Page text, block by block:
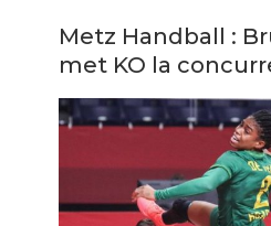
Metz Handball :
met KO la